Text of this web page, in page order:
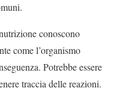
conoscono
come l’organismo
Potrebbe essere
traccia delle reazioni.